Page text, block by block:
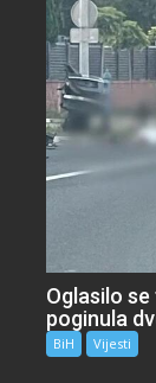
Oglasilo
poginula
BiH Vijesti